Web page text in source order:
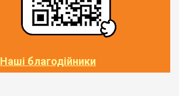
Наші благодійники